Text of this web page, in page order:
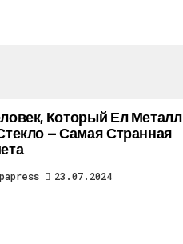
Который Ел Металл
— Самая Странная
23.07.2024